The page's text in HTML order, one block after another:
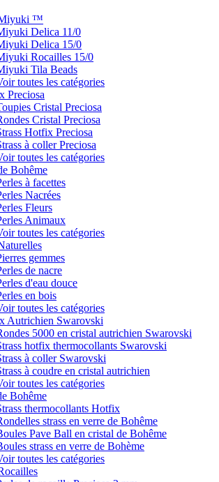
™
Delica 11/0
Delica 15/0
Rocailles 15/0
Tila Beads
toutes les catégories
Preciosa
Cristal Preciosa
Cristal Preciosa
Hotfix Preciosa
à coller Preciosa
toutes les catégories
Bohême
à facettes
Nacrées
Fleurs
Animaux
toutes les catégories
gemmes
de nacre
d'eau douce
en bois
toutes les catégories
Autrichien Swarovski
5000 en cristal autrichien Swarovski
hotfix thermocollants Swarovski
à coller Swarovski
à coudre en cristal autrichien
toutes les catégories
Bohême
thermocollants Hotfix
strass en verre de Bohême
Pave Ball en cristal de Bohême
strass en verre de Bohème
toutes les catégories